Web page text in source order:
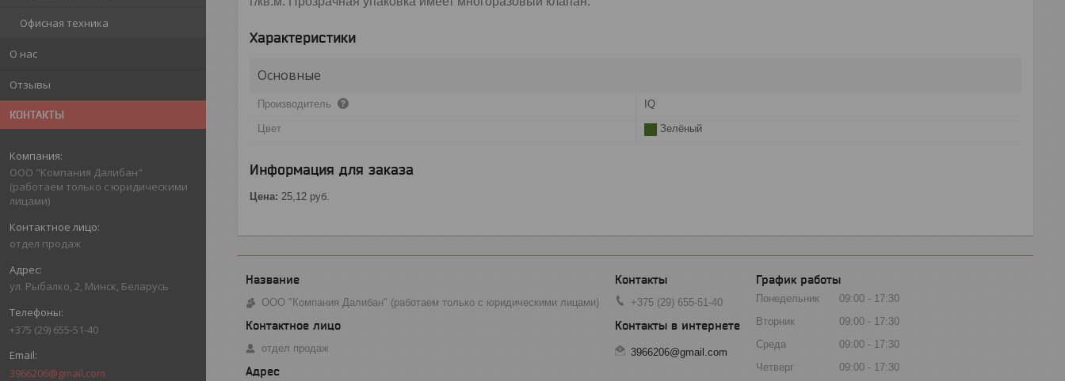
Офисная техника
О нас
Отзывы
КОНТАКТЫ
ООО "Компания Далибан"
(работаем только с юридическими
лицами)
отдел продаж
ул. Рыбалко, 2, Минск, Беларусь
+375 (29) 655-51-40
3966206@gmail.com
Характеристики
Основные
Производитель IQ
Цвет Зелёный
Информация для заказа
Цена: 25,12 руб.
ООО "Компания Далибан" (работаем только с юридическими лицами)
отдел продаж
+375 (29) 655-51-40
3966206@gmail.com
График работы
Понедельник 09:00
17:30
Вторник
09:00
17:30
Среда
09:00
17:30
Четверг
09:00
17:30